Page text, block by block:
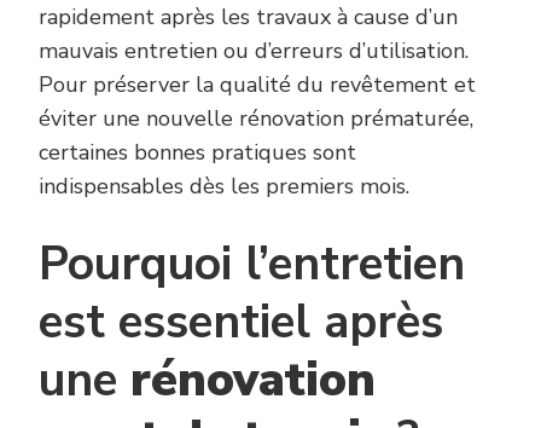
rapidement après les travaux à cause d’un
mauvais entretien ou d’erreurs d’utilisation.
Pour préserver la qualité du revêtement et
éviter une nouvelle rénovation prématurée,
certaines bonnes pratiques sont
indispensables dès les premiers mois.
Pourquoi l’entretien
est essentiel après
une rénovation